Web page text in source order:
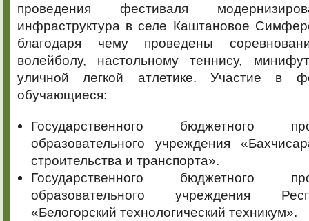
проведения фестиваля
инфраструктура в селе Каштановое
благодаря чему проведены
волейболу, настольному теннису,
уличной легкой атлетике. Участие в
обучающиеся:
Государственного бюджетного
образовательного учреждения
строительства и транспорта».
Государственного бюджетного
образовательного учреждения
«Белогорский технологический техникум».